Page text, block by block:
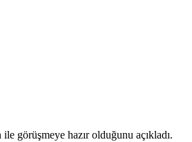
görüşmeye hazır olduğunu açıkladı.